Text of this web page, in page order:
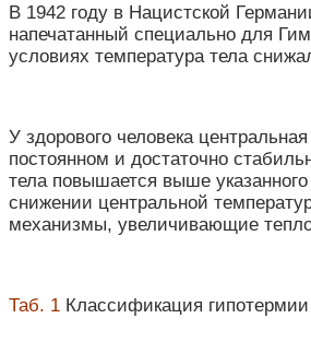
В 1942 году в Нацистской
напечатанный специально для
условиях температура тела
У здорового человека
постоянном и достаточно
тела повышается выше
снижении центральной
механизмы, увеличивающие
Таб. 1 Классификация